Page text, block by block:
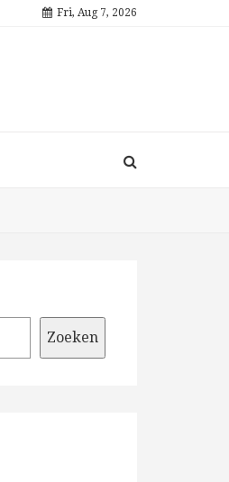
Fri, Aug 7, 2026
Zoeken